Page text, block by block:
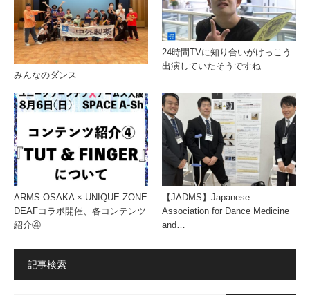
みんなのダンス
24時間TVに知り合いがけっこう
出演していたそうですね
ARMS OSAKA × UNIQUE ZONE
DEAFコラボ開催、各コンテンツ
紹介④
【JADMS】Japanese
Association for Dance Medicine
and…
記事検索